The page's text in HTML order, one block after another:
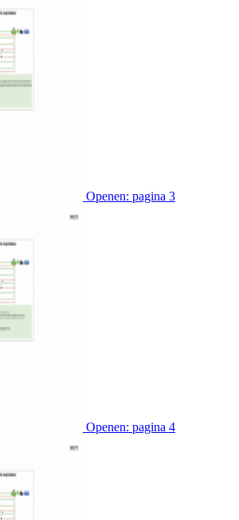
Openen: pagina 3
Openen: pagina 4